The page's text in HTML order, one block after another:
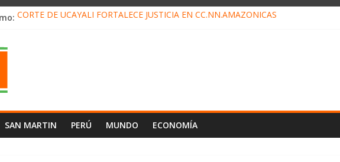
CORTE DE UCAYALI FORTALECE JUSTICIA EN CC.NN.AMAZÓNICAS
SAN MARTIN PERÚ MUNDO ECONOMÍA